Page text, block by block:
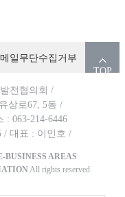
일무단수집거부
TOP
전협의회 /
상로67, 5동 /
: 063-214-6446
/ 대표 : 이인호 /
BUSINESS AREAS
All rights reserved.